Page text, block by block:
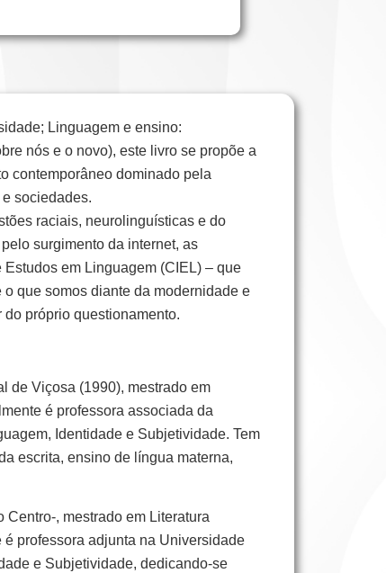
Linguagem e ensino:
nós e o novo), este livro se propõe a
contemporâneo dominado pela
sociedades.
raciais, neurolinguísticas e do
surgimento da internet, as
em Linguagem (CIEL) – que
que somos diante da modernidade e
próprio questionamento.
de Viçosa (1990), mestrado em
é professora associada da
Identidade e Subjetividade. Tem
escrita, ensino de língua materna,
, mestrado em Literatura
professora adjunta na Universidade
e Subjetividade, dedicando-se